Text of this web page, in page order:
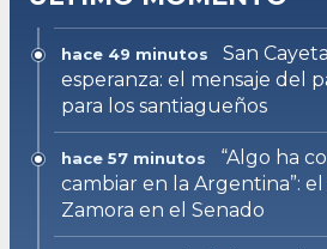
hace 49 minutos
San
esperanza: el mensaje del
para los santiagueños
hace 57 minutos
“Algo ha
cambiar en la Argentina”:
Zamora en el Senado